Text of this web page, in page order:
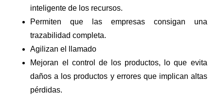
inteligente de los recursos.
Permiten que las empresas consigan una
trazabilidad completa.
Agilizan el llamado
Mejoran el control de los productos, lo que evita
daños a los productos y errores que implican altas
pérdidas.